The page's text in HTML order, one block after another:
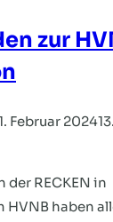
zur
Februar 2024
RECKEN in
haben